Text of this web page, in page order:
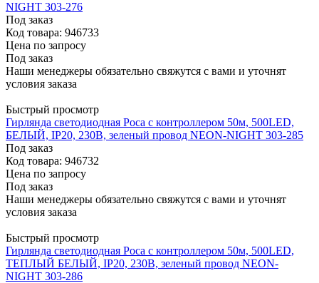
NIGHT 303-276
Под заказ
Код товара: 946733
Цена по запросу
Под заказ
Наши менеджеры обязательно свяжутся с вами и уточнят
условия заказа
Быстрый просмотр
Гирлянда светодиодная Роса с контроллером 50м, 500LED,
БЕЛЫЙ, IP20, 230В, зеленый провод NEON-NIGHT 303-285
Под заказ
Код товара: 946732
Цена по запросу
Под заказ
Наши менеджеры обязательно свяжутся с вами и уточнят
условия заказа
Быстрый просмотр
Гирлянда светодиодная Роса с контроллером 50м, 500LED,
ТЕПЛЫЙ БЕЛЫЙ, IP20, 230В, зеленый провод NEON-
NIGHT 303-286